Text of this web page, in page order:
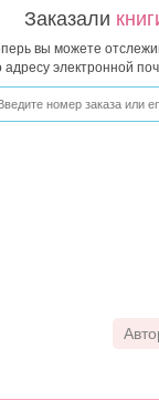
Заказали
вы можете
адресу электронной